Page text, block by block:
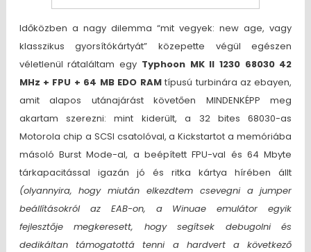
Időközben a nagy dilemma “mit vegyek: new age, vagy
klasszikus gyorsítókártyát” közepette végül egészen
véletlenül rátaláltam egy Typhoon MK II 1230 68030 42
MHz + FPU + 64 MB EDO RAMtípusú turbinára az ebayen,
amit alapos utánajárást követően MINDENKÉPP meg
akartam szerezni: mint kiderült, a 32 bites 68030-as
Motorola chip a SCSI csatolóval, a Kickstartot a memóriába
másoló Burst Mode-al, a beépített FPU-val és 64 Mbyte
tárkapacitással igazán jó és ritka kártya hírében állt
(olyannyira, hogy miután elkezdtem csevegni a jumper
beállításokról az EAB-on, a Winuae emulátor egyik
fejlesztője megkeresett, hogy segítsek debugolni és
dedikáltan támogatottá tenni a hardvert a következő